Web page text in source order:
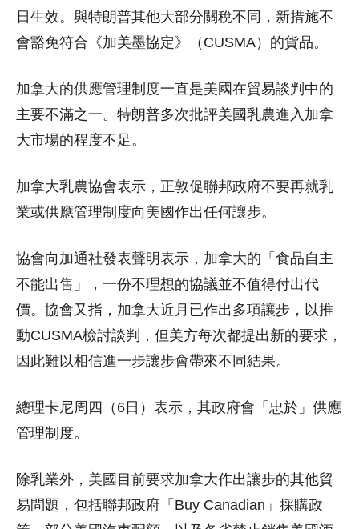
日生效。與特朗普其他大部分關稅不同，新措施不
會豁免符合《加美墨協定》（CUSMA）的貨品。
加拿大的供應管理制度一直是美國在貿易談判中的
主要不滿之一。特朗普多次批評美國乳農進入加拿
大市場的程度不足。
加拿大乳農協會表示，正敦促聯邦政府不要再就乳
業或供應管理制度向美國作出任何讓步。
協會向加通社發表聲明表示，加拿大的「食品自主
不能出售」，一份不理想的協議並不值得付出代
價。協會又指，加拿大近月已作出多項讓步，以推
動CUSMA檢討談判，但美方每次都提出新的要求，
因此難以相信進一步讓步會帶來不同結果。
總理卡尼周四（6日）表示，其政府會「忠於」供應
管理制度。
除乳業外，美國目前要求加拿大作出讓步的其他貿
易問題，包括聯邦政府「Buy Canadian」採購政